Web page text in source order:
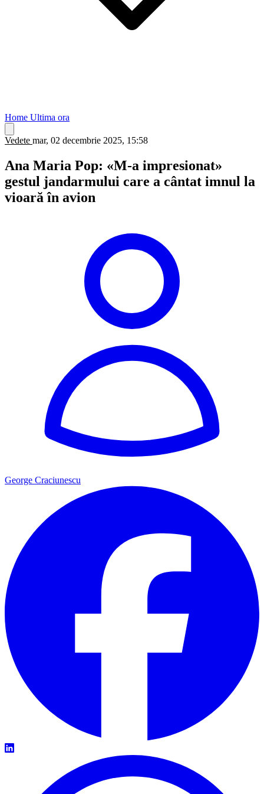
Home Ultima ora
Vedete mar, 02 decembrie 2025, 15:58
Ana Maria Pop: «M-a impresionat»
gestul jandarmului care a cântat imnul la
vioară în avion
George Craciunescu